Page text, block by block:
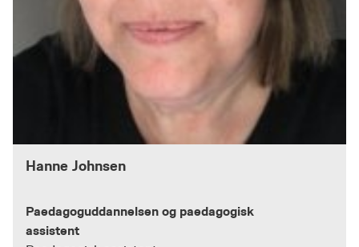
Hanne Johnsen
Paedagoguddannelsen og paedagogisk
assistent